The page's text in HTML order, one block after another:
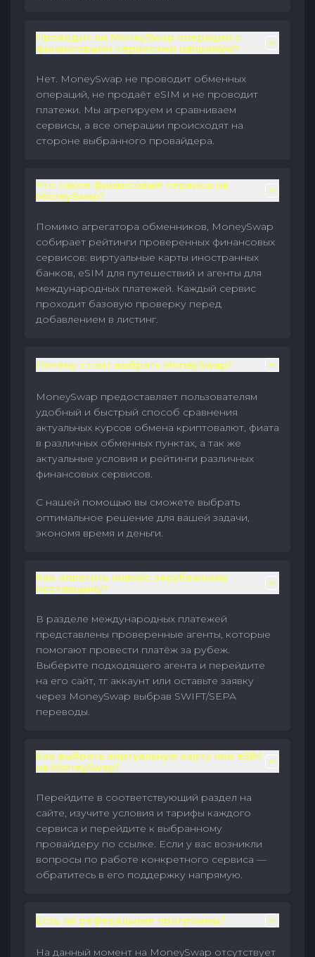
Проводит ли MoneySwap операции с
финансовыми сервисами напрямую?
Нет. MoneySwap не проводит обменных
операций, не продаёт eSIM и не проводит
платежи. Мы агрегируем и сравниваем
сервисы, а все операции происходят на
стороне выбранного провайдера.
Что такое финансовые сервисы на
MoneySwap?
Помимо агрегатора обменников, MoneySwap
собирает рейтинги проверенных финансовых
сервисов: виртуальные карты иностранных
банков, eSIM для путешествий и агенты для
международных платежей. Каждый сервис
проходит базовую проверку перед
добавлением в листинг.
Почему стоит выбрать MoneySwap?
MoneySwap предоставляет пользователям
удобный и быстрый способ сравнения
актуальных курсов обмена криптовалют, фиата
в различных обменных пунктах, а так же
актуальные условия и рейтинги различных
финансовых сервисов.
С нашей помощью вы сможете выбрать
оптимальное решение для вашей задачи,
экономя время и деньги.
Как оплатить инвойс зарубежному
поставщику?
В разделе международных платежей
представлены проверенные агенты, которые
помогают провести платёж за рубеж.
Выберите подходящего агента и перейдите
на его сайт, тг аккаунт или оставьте заявку
через MoneySwap выбрав SWIFT/SEPA
переводы.
Как выбрать виртуальную карту или eSIM
на MoneySwap?
Перейдите в соответствующий раздел на
сайте, изучите условия и тарифы каждого
сервиса и перейдите к выбранному
провайдеру по ссылке. Если у вас возникли
вопросы по работе конкретного сервиса —
обратитесь в его поддержку напрямую.
Есть ли реферальные программы?
На данный момент на MoneySwap отсутствует